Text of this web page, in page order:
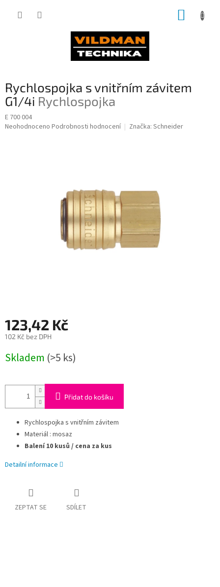
Rychlospojka s vnitřním závitem
G1/4i Rychlospojka
E 700 004
Průměrné
Neohodnoceno Podrobnosti hodnocení Značka: Schneider
123,42 Kč
102 Kč bez DPH
cena:
Skladem (>5 ks)
Přidat do košíku
Rychlospojka s vnitřním závitem
Materiál : mosaz
Balení 10 kusů / cena za kus
Detailní informace
ZEPTAT SE SDÍLET